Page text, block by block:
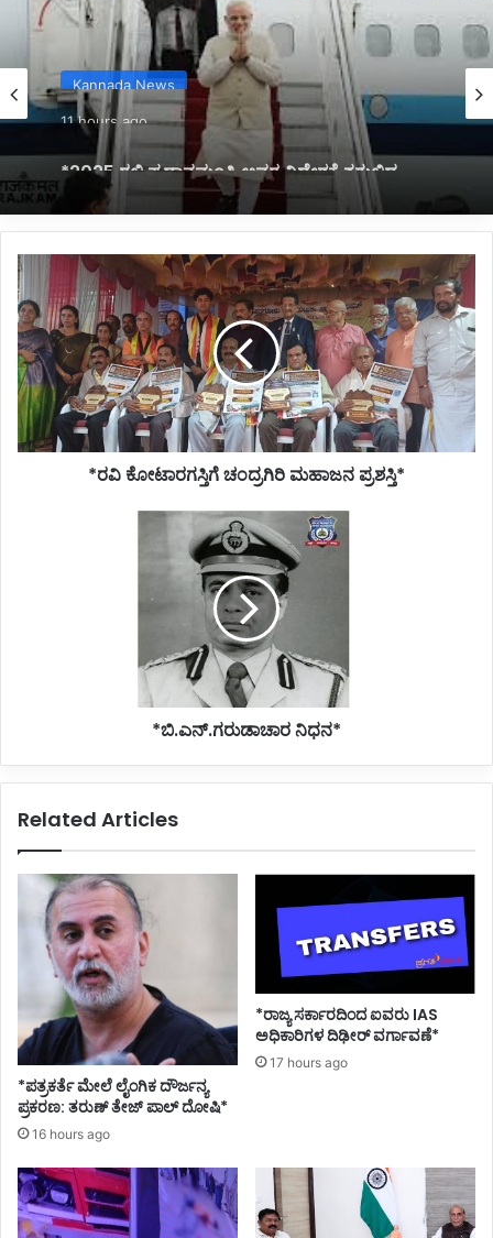
Kannada News
11 hours ago
*2025 ರಲ್ಲಿ ಪ್ರಧಾನಮಂತ್ರಿ ಅವರ ವಿದೇಶಕ್ಕೆ ತಗುಲಿದ
ಒಟ್ಟು ವೆಚ್ಚ ಎಷ್ಟು ಗೋತ್ತಾ..?*
*ರವಿ
ಕೋಟಾರಗಸ್ತಿಗೆ
ಚಂದ್ರಗಿರಿ
ಮಹಾಜನ
ಪ್ರಶಸ್ತಿ*
*ರವಿ ಕೋಟಾರಗಸ್ತಿಗೆ ಚಂದ್ರಗಿರಿ ಮಹಾಜನ ಪ್ರಶಸ್ತಿ*
*ಬಿ.ಎನ್.ಗರುಡಾಚಾರ ನಿಧನ*
Related Articles
*ಪತ್ರಕರ್ತೆ ಮೇಲೆ ಲೈಂಗಿಕ ದೌರ್ಜನ್ಯ
ಪ್ರಕರಣ: ತರುಣ್ ತೇಜ್ ಪಾಲ್ ದೋಷಿ*
16 hours ago
*ರಾಜ್ಯ ಸರ್ಕಾರದಿಂದ ಐವರು IAS
ಅಧಿಕಾರಿಗಳ ದಿಢೀರ್ ವರ್ಗಾವಣೆ*
17 hours ago